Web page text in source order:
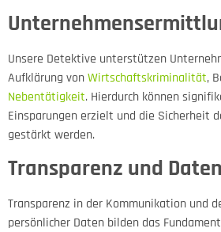
Unsere Detektive unterstützen
Aufklärung vonWirtschaftskriminalität,
Nebentätigkeit. Hierdurch können
Einsparungen erzielt und die Sicherheit
gestärkt werden.
Transparenz und
Transparenz in der Kommunikation und
persönlicher Daten bilden das